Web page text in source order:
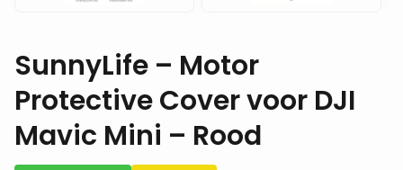
SunnyLife – Motor
Protective Cover voor DJI
Mavic Mini – Rood